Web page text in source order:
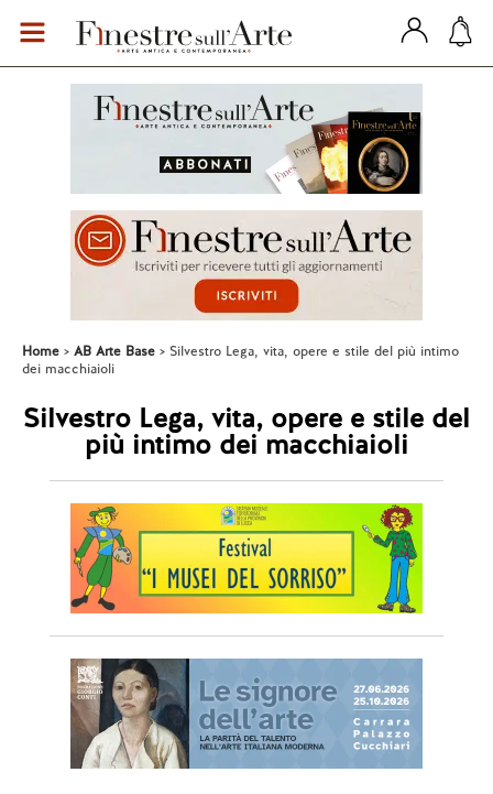
Home AB Arte Base
Silvestro Lega, vita, opere e stile del più intimo
dei macchiaioli
Silvestro Lega, vita, opere e stile del
più intimo dei macchiaioli